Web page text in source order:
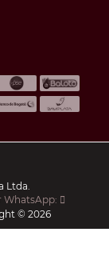
Ltda.
WhatsApp:
© 2026